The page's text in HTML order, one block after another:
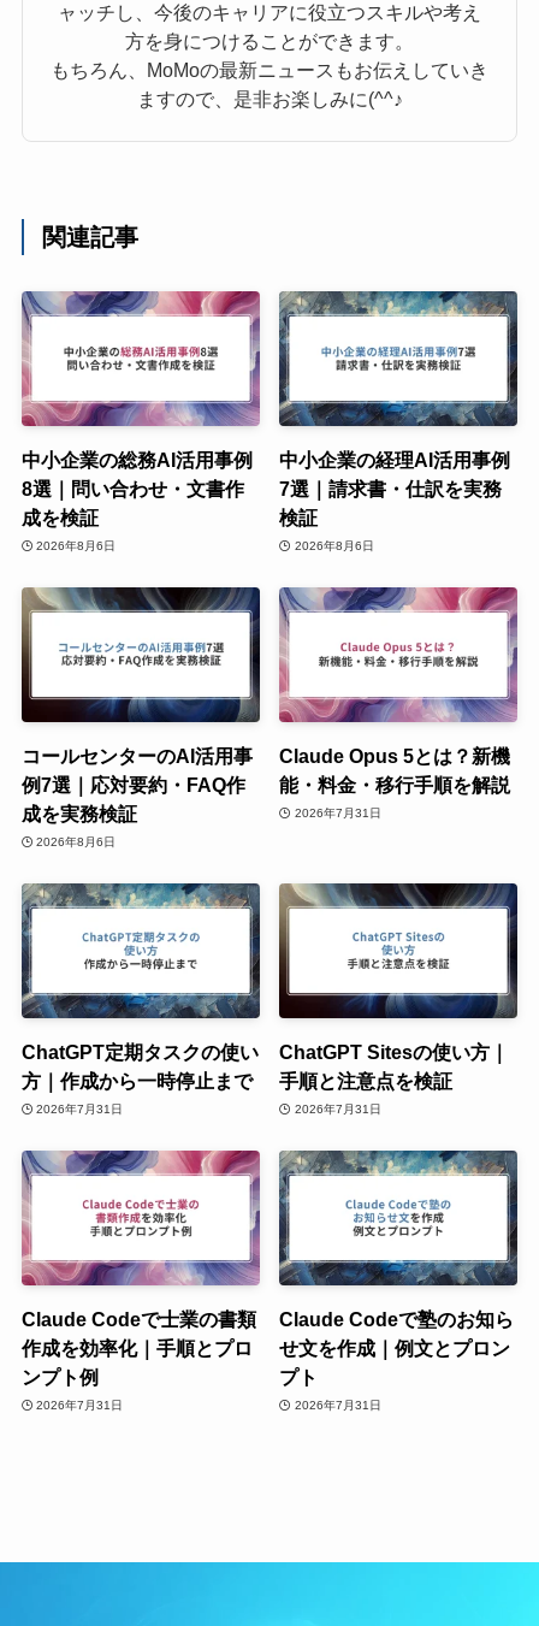
ャッチし、今後のキャリアに役立つスキルや考え
方を身につけることができます。
もちろん、MoMoの最新ニュースもお伝えしていき
ますので、是非お楽しみに(^^♪
関連記事
中小企業の総務AI活用事例
8選｜問い合わせ・文書作
成を検証
2026年8月6日
中小企業の経理AI活用事例
7選｜請求書・仕訳を実務
検証
2026年8月6日
コールセンターのAI活用事
例7選｜応対要約・FAQ作
成を実務検証
2026年8月6日
Claude Opus 5とは？新機
能・料金・移行手順を解説
2026年7月31日
ChatGPT定期タスクの使い
方｜作成から一時停止まで
2026年7月31日
ChatGPT Sitesの使い方｜
手順と注意点を検証
2026年7月31日
Claude Codeで士業の書類
作成を効率化｜手順とプロ
ンプト例
2026年7月31日
Claude Codeで塾のお知ら
せ文を作成｜例文とプロン
プト
2026年7月31日